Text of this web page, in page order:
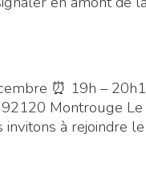
⏰ 19h –
Montrouge
invitons à rejoindre